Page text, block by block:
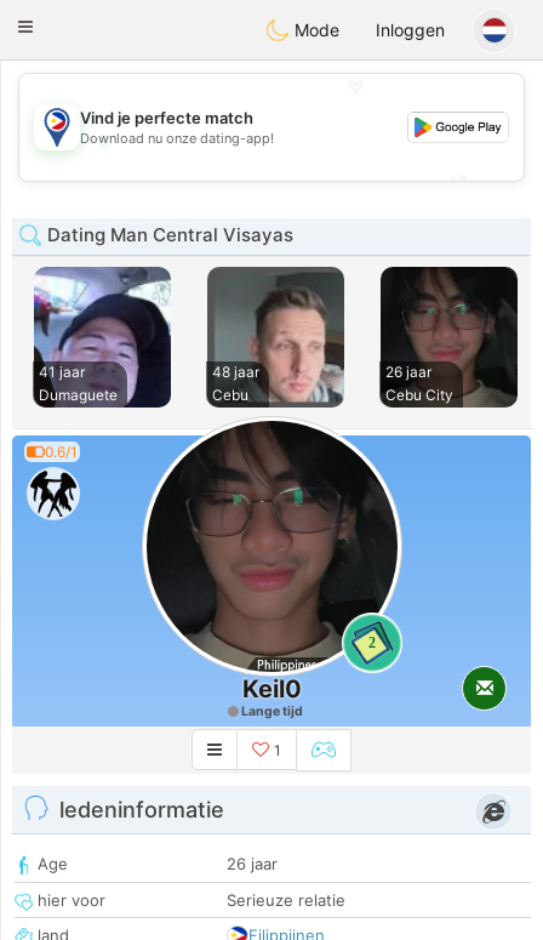
PhilippinesChat
Toggle
Mode Inloggen
💖
💕
Vind je perfecte match
Download nu onze dating-app!
Dating Man Central Visayas
41 jaar
Dumaguete
48 jaar
Cebu
26 jaar
Cebu City
0.6/1
2
Keil0
Lange tijd
1
ledeninformatie
Age
26 jaar
hier voor
Serieuze relatie
land
Filippijnen